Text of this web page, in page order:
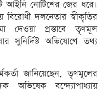
নোটিশের জের ধরে।
দলনেতার স্বীকৃতির
দেওয়া প্রস্তাবে তৃণমূল
সুনির্দিষ্ট অভিযোগে তথ্য
জানিয়েছেন, তৃণমূলের
অভিষেক বন্দ্যোপাধ্যায়